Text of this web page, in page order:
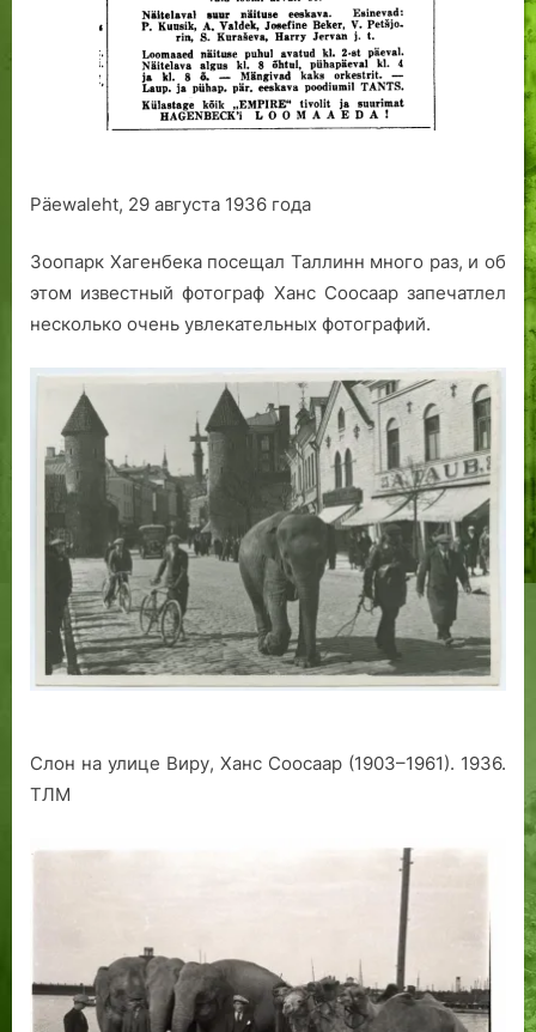
Päewaleht, 29 августа 1936 года
Зоопарк Хагенбека посещал Таллинн много раз, и об
этом известный фотограф Ханс Соосаар запечатлел
несколько очень увлекательных фотографий.
Слон на улице Виру, Ханс Соосаар (1903–1961). 1936.
ТЛМ